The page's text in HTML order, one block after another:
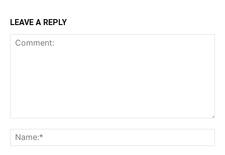
LEAVE A REPLY